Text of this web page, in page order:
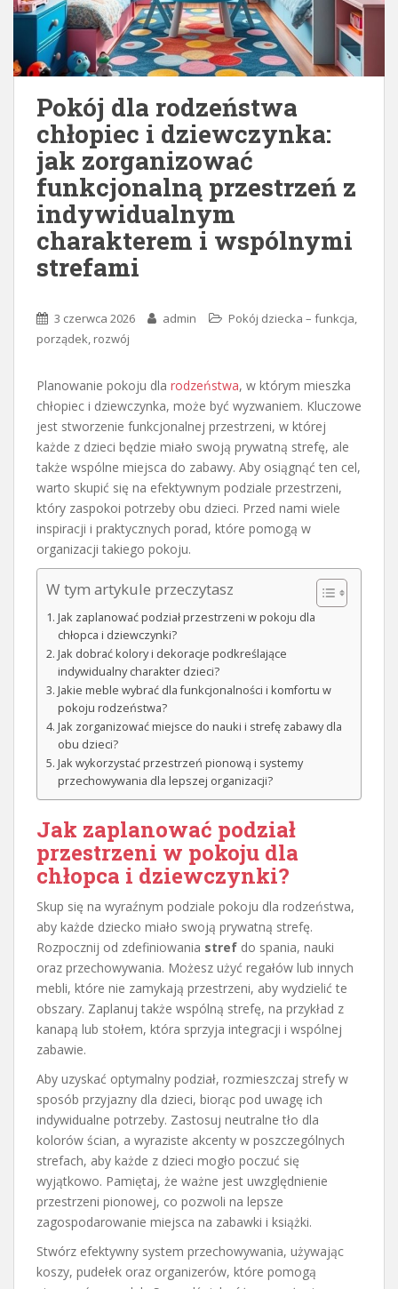
Pokój dla rodzeństwa
chłopiec i dziewczynka:
jak zorganizować
funkcjonalną przestrzeń z
indywidualnym
charakterem i wspólnymi
strefami
3 czerwca 2026 admin
Pokój dziecka – funkcja,
porządek, rozwój
Planowanie pokoju dla rodzeństwa, w którym mieszka
chłopiec i dziewczynka, może być wyzwaniem. Kluczowe
jest stworzenie funkcjonalnej przestrzeni, w której
każde z dzieci będzie miało swoją prywatną strefę, ale
także wspólne miejsca do zabawy. Aby osiągnąć ten cel,
warto skupić się na efektywnym podziale przestrzeni,
który zaspokoi potrzeby obu dzieci. Przed nami wiele
inspiracji i praktycznych porad, które pomogą w
organizacji takiego pokoju.
W tym artykule przeczytasz
Jak zaplanować podział przestrzeni w pokoju dla
chłopca i dziewczynki?
Jak dobrać kolory i dekoracje podkreślające
indywidualny charakter dzieci?
Jakie meble wybrać dla funkcjonalności i komfortu w
pokoju rodzeństwa?
Jak zorganizować miejsce do nauki i strefę zabawy dla
obu dzieci?
Jak wykorzystać przestrzeń pionową i systemy
przechowywania dla lepszej organizacji?
Jak zaplanować podział
przestrzeni w pokoju dla
chłopca i dziewczynki?
Skup się na wyraźnym podziale pokoju dla rodzeństwa,
aby każde dziecko miało swoją prywatną strefę.
Rozpocznij od zdefiniowania stref do spania, nauki
oraz przechowywania. Możesz użyć regałów lub innych
mebli, które nie zamykają przestrzeni, aby wydzielić te
obszary. Zaplanuj także wspólną strefę, na przykład z
kanapą lub stołem, która sprzyja integracji i wspólnej
zabawie.
Aby uzyskać optymalny podział, rozmieszczaj strefy w
sposób przyjazny dla dzieci, biorąc pod uwagę ich
indywidualne potrzeby. Zastosuj neutralne tło dla
kolorów ścian, a wyraziste akcenty w poszczególnych
strefach, aby każde z dzieci mogło poczuć się
wyjątkowo. Pamiętaj, że ważne jest uwzględnienie
przestrzeni pionowej, co pozwoli na lepsze
zagospodarowanie miejsca na zabawki i książki.
Stwórz efektywny system przechowywania, używając
koszy, pudełek oraz organizerów, które pomogą